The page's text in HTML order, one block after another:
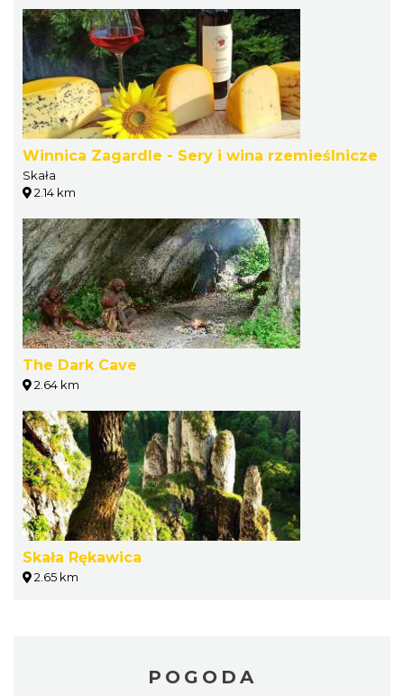
Winnica Zagardle - Sery i wina rzemieślnicze
Skała
2.14 km
The Dark Cave
2.64 km
Skała Rękawica
2.65 km
POGODA